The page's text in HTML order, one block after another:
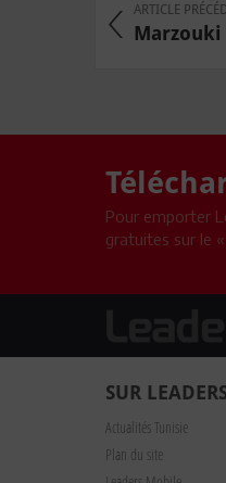
ARTICLE
Pour emporter
gratuites sur le
SUR
Actualités Tunisie
Plan du site